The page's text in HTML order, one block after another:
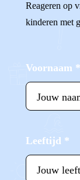
Reageren op
kinderen met
Voornaam *
Leeftijd *